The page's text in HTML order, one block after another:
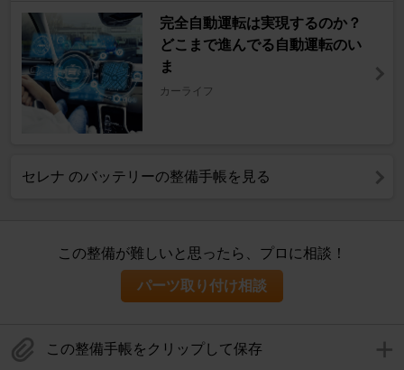
完全自動運転は実現するのか？
どこまで進んでる自動運転のい
ま
カーライフ
セレナ のバッテリーの整備手帳を見る
この整備が難しいと思ったら、プロに相談！
パーツ取り付け相談
この整備手帳をクリップして保存